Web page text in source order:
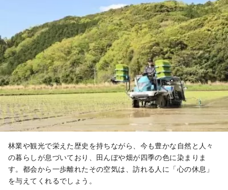
林業や観光で栄えた歴史を持ちながら、今も豊かな自然と人々
の暮らしが息づいており、田んぼや畑が四季の色に染まりま
す。都会から一歩離れたその空気は、訪れる人に「心の休息」
を与えてくれるでしょう。